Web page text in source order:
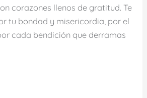
corazones llenos de gratitud. Te
tu bondad y misericordia, por el
cada bendición que derramas